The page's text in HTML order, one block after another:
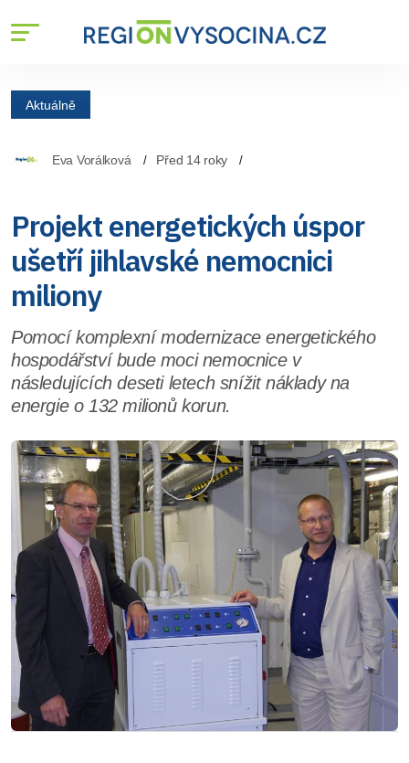
Aktuálně
Eva Vorálková Před 14 roky
Projekt energetických úspor
ušetří jihlavské nemocnici
miliony
Pomocí komplexní modernizace energetického
hospodářství bude moci nemocnice v
následujících deseti letech snížit náklady na
energie o 132 milionů korun.